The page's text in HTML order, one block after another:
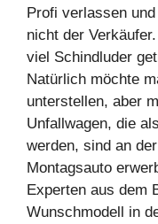
Profi verlassen
nicht der
viel Schindluder
Natürlich möchte
unterstellen, aber
Unfallwagen, die
werden, sind an
Montagsauto
Experten aus dem
Wunschmodell in